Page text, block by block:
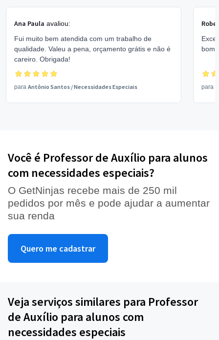
Ana Paula avaliou:
Fui muito bem atendida com um trabalho de
qualidade. Valeu a pena, orçamento grátis e não é
careiro. Obrigada!
para Antônio Santos /Necessidades Especiais
bom
para
Você é Professor de Auxílio para alunos
com necessidades especiais?
O GetNinjas recebe mais de 250 mil
pedidos por mês e pode ajudar a aumentar
sua renda
Quero me cadastrar
Veja serviços similares para Professor
de Auxílio para alunos com
necessidades especiais